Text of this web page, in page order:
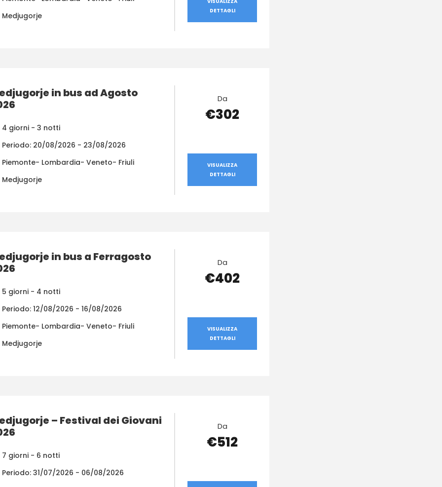
Medjugorje
DETTAGLI
in bus ad Agosto
4 giorni - 3 notti
Periodo: 20/08/2026 - 23/08/2026
Piemonte- Lombardia- Veneto- Friuli
Medjugorje
Da
€302
VISUALIZZA
DETTAGLI
in bus a Ferragosto
5 giorni - 4 notti
Periodo: 12/08/2026 - 16/08/2026
Piemonte- Lombardia- Veneto- Friuli
Medjugorje
Da
€402
VISUALIZZA
DETTAGLI
– Festival dei Giovani
7 giorni - 6 notti
Periodo: 31/07/2026 - 06/08/2026
Da
€512